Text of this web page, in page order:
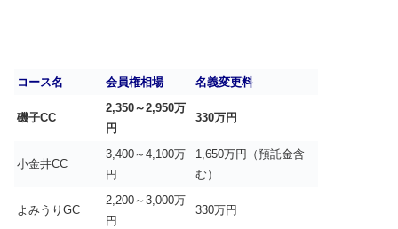
コース名 会員権相場 名義変更料
磯子CC
2,350～2,950万
円
330万円
小金井CC
3,400～4,100万
円
1,650万円（預託金含
む）
よみうりGC
2,200～3,000万
円
330万円